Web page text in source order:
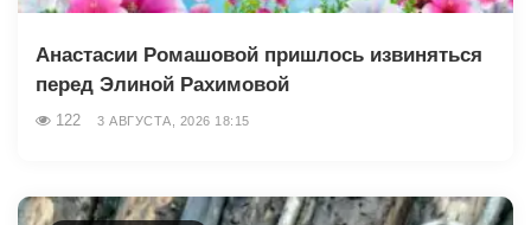
Анастасии Ромашовой пришлось извиняться
перед Элиной Рахимовой
122 3 АВГУСТА, 2026 18:15